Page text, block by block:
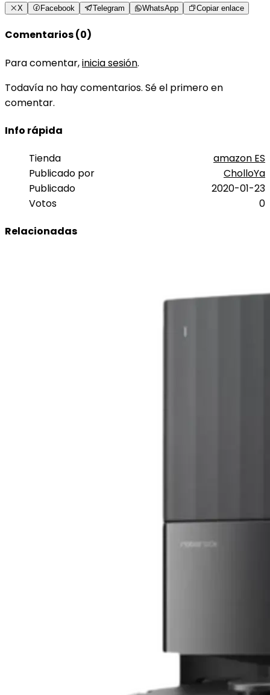
X Facebook Telegram WhatsApp Copiar enlace
Comentarios (0)
Para comentar,inicia sesión.
Todavía no hay comentarios. Sé el primero en
comentar.
Info rápida
Tienda
amazon ES
Publicado por
CholloYa
Publicado
2020-01-23
Votos
0
Relacionadas